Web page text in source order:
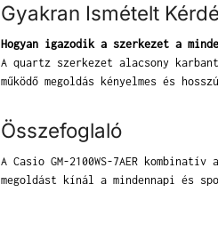
Gyakran Ismételt
Hogyan igazodik a szerkezet a
A quartz szerkezet alacsony
működő megoldás kényelmes és
Összefoglaló
A Casio GM-2100WS-7AER
megoldást kínál a mindennapi és